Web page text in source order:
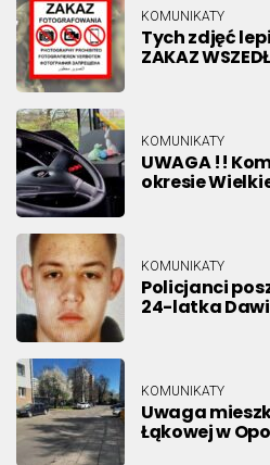
KOMUNIKATY
Tych zdjęć
ZAKAZ
KOMUNIKATY
UWAGA !!
okresie
KOMUNIKATY
Policjanci
24-latka
KOMUNIKATY
Uwaga
Łąkowej w